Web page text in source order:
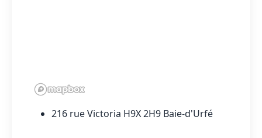
216 rue Victoria H9X 2H9 Baie-d'Urfé